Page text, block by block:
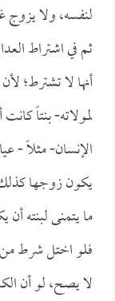
لنفسه، ولا يزوج
ثم في اشتراط
أنها لا تشترط؛
لمولاته- بنتاً
الإنسان- مثلاً -
يكون زوجها
ما يتمنى لبنته
فلو اختل شرط
لا يصح، لو أن